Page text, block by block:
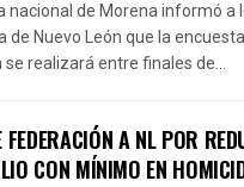
nacional de Morena informó a
de Nuevo León que la
realizará entre finales de...
FEDERACIÓN A NL POR
CON MÍNIMO EN